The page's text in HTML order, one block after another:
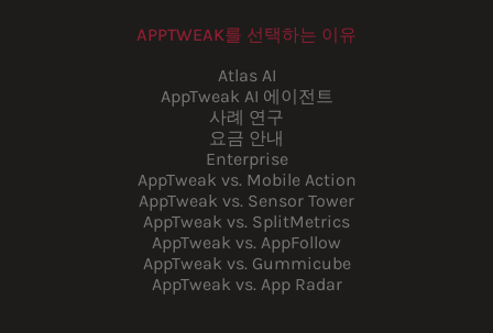
APPTWEAK를 선택하는 이유
Atlas AI
AppTweak AI 에이전트
사례 연구
요금 안내
Enterprise
AppTweak vs. Mobile Action
AppTweak vs. Sensor Tower
AppTweak vs. SplitMetrics
AppTweak vs. AppFollow
AppTweak vs. Gummicube
AppTweak vs. App Radar